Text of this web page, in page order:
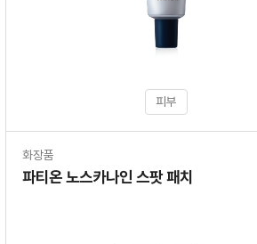
피부
화장품
파티온 노스카나인 스팟 패치